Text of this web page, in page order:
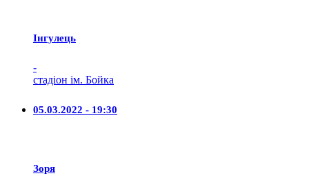
Iнгулець
-
стадіон ім. Бойка
05.03.2022 - 19:30
Зоря